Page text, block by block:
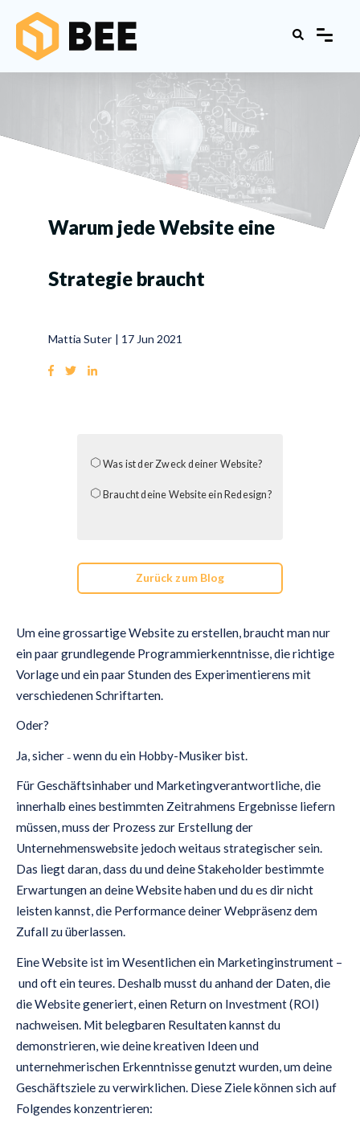
Warum jede Website eine
Strategie braucht
Mattia Suter 17 Jun 2021
Was ist der Zweck deiner Website?
Braucht deine Website ein Redesign?
Zurück zum Blog
Um eine grossartige Website zu erstellen, braucht man nur
ein paar grundlegende Programmierkenntnisse, die richtige
Vorlage und ein paar Stunden des Experimentierens mit
verschiedenen Schriftarten.
Oder?
Ja, sicher – wenn du ein Hobby-Musiker bist.
Für Geschäftsinhaber und Marketingverantwortliche, die
innerhalb eines bestimmten Zeitrahmens Ergebnisse liefern
müssen, muss der Prozess zur Erstellung der
Unternehmenswebsite jedoch weitaus strategischer sein.
Das liegt daran, dass du und deine Stakeholder bestimmte
Erwartungen an deine Website haben und du es dir nicht
leisten kannst, die Performance deiner Webpräsenz dem
Zufall zu überlassen.
Eine Website ist im Wesentlichen ein Marketinginstrument –
und oft ein teures. Deshalb musst du anhand der Daten, die
die Website generiert, einen Return on Investment (ROI)
nachweisen. Mit belegbaren Resultaten kannst du
demonstrieren, wie deine kreativen Ideen und
unternehmerischen Erkenntnisse genutzt wurden, um deine
Geschäftsziele zu verwirklichen. Diese Ziele können sich auf
Folgendes konzentrieren: